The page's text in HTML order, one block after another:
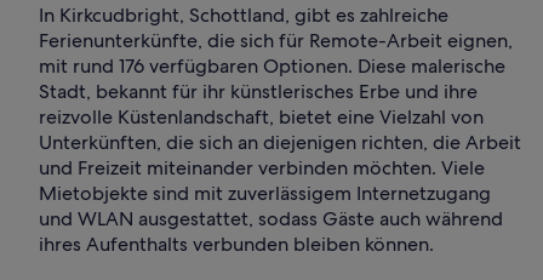
In Kirkcudbright, Schottland, gibt es zahlreiche
Ferienunterkünfte, die sich für Remote-Arbeit eignen,
mit rund 176 verfügbaren Optionen. Diese malerische
Stadt, bekannt für ihr künstlerisches Erbe und ihre
reizvolle Küstenlandschaft, bietet eine Vielzahl von
Unterkünften, die sich an diejenigen richten, die Arbeit
und Freizeit miteinander verbinden möchten. Viele
Mietobjekte sind mit zuverlässigem Internetzugang
und WLAN ausgestattet, sodass Gäste auch während
ihres Aufenthalts verbunden bleiben können.